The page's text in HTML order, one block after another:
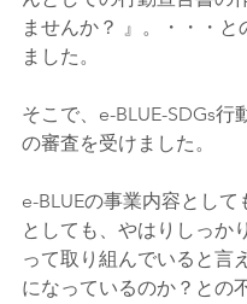
ませんか？ 』。・・・と
ました。
そこで、e-BLUE-SDGs行
の審査を受けました。
e-BLUEの事業内容として
としても、やはりしっか
って取り組んでいると言
になっているのか？との